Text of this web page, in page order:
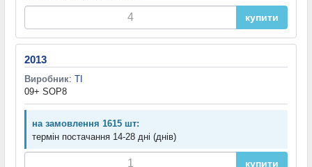
купити
2013
Виробник: TI
09+ SOP8
на замовлення 1615 шт:
термін постачання 14-28 дні (днів)
купити